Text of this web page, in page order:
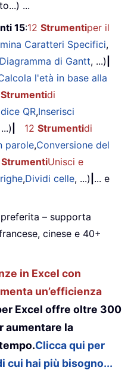
...
15:12 Strumentiper il
Caratteri Specifici,
Diagramma di Gantt, ...)
l'età in base alla
Strumentidi
QR,Inserisci
12 Strumentidi
parole,Conversione del
StrumentiUnisci e
,Dividi celle, ...) ... e
– supporta
cinese e 40+
in Excel con
un’efficienza
Excel offre oltre 300
aumentare la
Clicca qui per
cui hai più bisogno...